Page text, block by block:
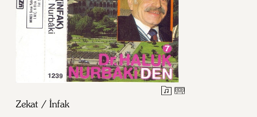
Zekat / İnfak